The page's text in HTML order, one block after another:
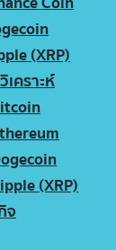
(XRP)
เคราะห์
(XRP)
จ